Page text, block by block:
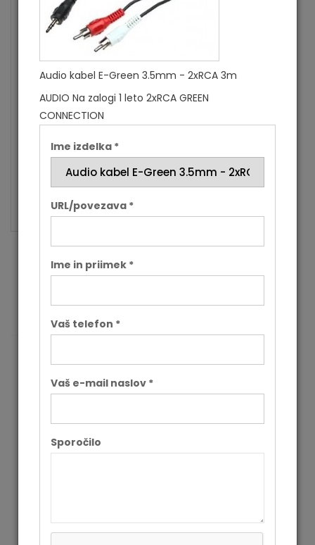
Audio kabel E-Green 3.5mm - 2xRCA 3m
AUDIO Na zalogi 1 leto 2xRCA GREEN
CONNECTION
Ime izdelka *
URL/povezava *
Ime in priimek *
Vaš telefon *
Vaš e-mail naslov *
Sporočilo
Garancija
1 leto
Tip kabla
Blagovna znamka
GREEN CONNECTION
Podroben opis
Barva: črna
Prvi priključek: stereo jack (M)
Drugi priključek: 2 RCA (M)
Cat6 15m